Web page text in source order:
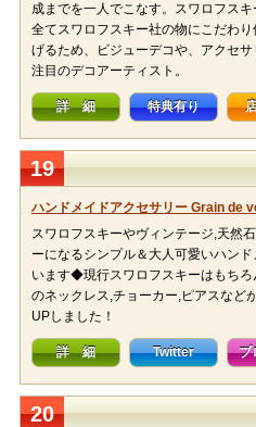
成までを一人でこなす。スワロフス
全てスワロフスキー社の物にこだわ
げるため、ビジューデコや、アクセ
注目のデコアーティスト。
詳 細 特典有り
19
ハンドメイドアクセサリー Grain de
スワロフスキーやヴィンテージ,天然
ーになるシンプル＆大人可愛いハン
います◆現行スワロフスキーはもち
のネックレス,チョーカー,ピアスな
UPしました！
詳 細 Twitter ブ
20